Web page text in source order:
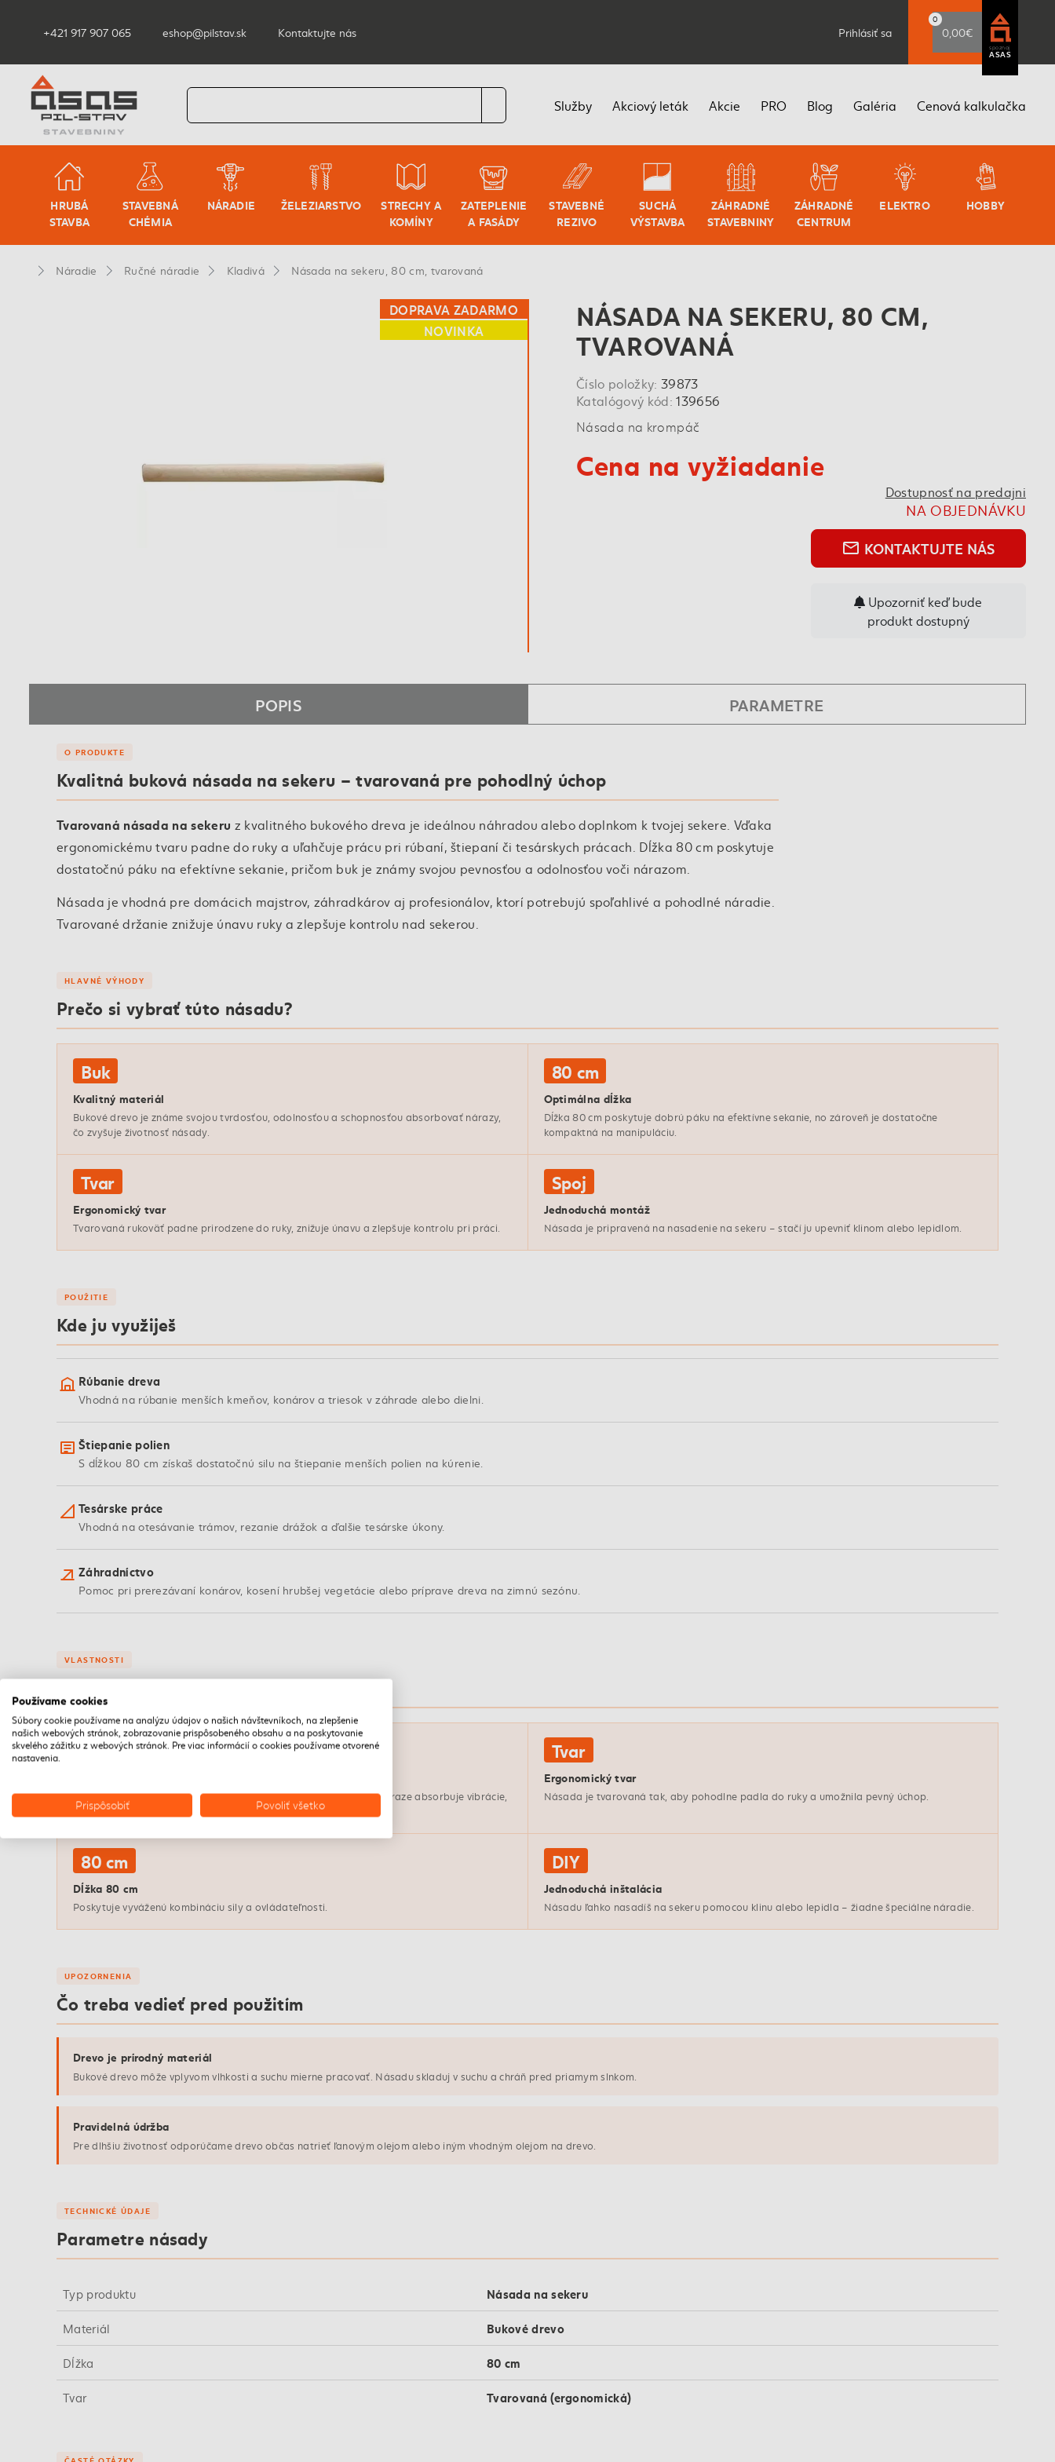
+421 917 907 065 eshop@pilstav.sk Kontaktujte nás Prihlásiť sa
0
0,00€
spoznaj
ASAS
Služby Akciový leták Akcie PRO Blog Galéria Cenová kalkulačka
HRUBÁ
STAVBA
STAVEBNÁ
CHÉMIA
NÁRADIE ŽELEZIARSTVO
STRECHY A
KOMÍNY
ZATEPLENIE
A FASÁDY
STAVEBNÉ
REZIVO
SUCHÁ
VÝSTAVBA
ZÁHRADNÉ
STAVEBNINY
ZÁHRADNÉ
CENTRUM
ELEKTRO HOBBY
Náradie Ručné náradie Kladivá Násada na sekeru, 80 cm, tvarovaná
DOPRAVA ZADARMO
NOVINKA
NÁSADA NA SEKERU, 80 CM,
TVAROVANÁ
Číslo položky: 39873
Katalógový kód:139656
Násada na krompáč
Cena na vyžiadanie
Dostupnosť na predajni
NA OBJEDNÁVKU
mail_outline KONTAKTUJTE NÁS
produkt dostupný
POPIS PARAMETRE
O PRODUKTE
Kvalitná buková násada na sekeru – tvarovaná pre pohodlný úchop
Tvarovaná násada na sekeru z kvalitného bukového dreva je ideálnou náhradou alebo doplnkom k tvojej sekere. Vďaka
ergonomickému tvaru padne do ruky a uľahčuje prácu pri rúbaní, štiepaní či tesárskych prácach. Dĺžka 80 cm poskytuje
dostatočnú páku na efektívne sekanie, pričom buk je známy svojou pevnosťou a odolnosťou voči nárazom.
Násada je vhodná pre domácich majstrov, záhradkárov aj profesionálov, ktorí potrebujú spoľahlivé a pohodlné náradie.
Tvarované držanie znižuje únavu ruky a zlepšuje kontrolu nad sekerou.
HLAVNÉ VÝHODY
Prečo si vybrať túto násadu?
Buk
Kvalitný materiál
Bukové drevo je známe svojou tvrdosťou, odolnosťou a schopnosťou absorbovať nárazy,
čo zvyšuje životnosť násady.
80 cm
Optimálna dĺžka
Dĺžka 80 cm poskytuje dobrú páku na efektívne sekanie, no zároveň je dostatočne
kompaktná na manipuláciu.
Tvar
Ergonomický tvar
Tvarovaná rukoväť padne prirodzene do ruky, znižuje únavu a zlepšuje kontrolu pri práci.
Spoj
Jednoduchá montáž
Násada je pripravená na nasadenie na sekeru – stačí ju upevniť klinom alebo lepidlom.
POUŽITIE
Kde ju využiješ
Rúbanie dreva
Vhodná na rúbanie menších kmeňov, konárov a triesok v záhrade alebo dielni.
Štiepanie polien
S dĺžkou 80 cm získaš dostatočnú silu na štiepanie menších polien na kúrenie.
Tesárske práce
Vhodná na otesávanie trámov, rezanie drážok a ďalšie tesárske úkony.
Záhradníctvo
Pomoc pri prerezávaní konárov, kosení hrubšej vegetácie alebo príprave dreva na zimnú sezónu.
VLASTNOSTI
Kvalitné spracovanie pre dlhú životnosť
Buk
Bukové drevo je tvrdé, pružné a odolné voči opotrebovaniu. Pri náraze absorbuje vibrácie,
čo šetrí tvoje ruky.
Tvar
Ergonomický tvar
Násada je tvarovaná tak, aby pohodlne padla do ruky a umožnila pevný úchop.
80 cm
Dĺžka 80 cm
Poskytuje vyváženú kombináciu sily a ovládateľnosti.
DIY
Jednoduchá inštalácia
Násadu ľahko nasadíš na sekeru pomocou klinu alebo lepidla – žiadne špeciálne náradie.
UPOZORNENIA
Čo treba vedieť pred použitím
Drevo je prírodný materiál
Bukové drevo môže vplyvom vlhkosti a suchu mierne pracovať. Násadu skladuj v suchu a chráň pred priamym slnkom.
Pravidelná údržba
Pre dlhšiu životnosť odporúčame drevo občas natrieť ľanovým olejom alebo iným vhodným olejom na drevo.
TECHNICKÉ ÚDAJE
Parametre násady
Typ produktu Násada na sekeru
Materiál Bukové drevo
Dĺžka 80 cm
Tvar Tvarovaná (ergonomická)
Používame cookies
Súbory cookie používame na analýzu údajov o našich návštevníkoch, na zlepšenie
našich webových stránok, zobrazovanie prispôsobeného obsahu a na poskytovanie
skvelého zážitku z webových stránok. Pre viac informácií o cookies používame otvorené
nastavenia.
Prispôsobiť Povoliť všetko